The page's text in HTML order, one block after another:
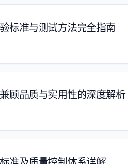
标准与测试方法完全指南
顾品质与实用性的深度解析